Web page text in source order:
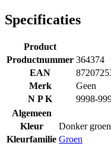
Specificaties
Product
Productnummer 364374
EAN
Merk
Geen
N P K
9998-
Algemeen
Kleur
Donker groen
Kleurfamilie Groen